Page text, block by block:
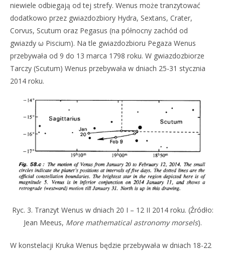
niewiele odbiegają od tej strefy. Wenus może tranzytować
dodatkowo przez gwiazdozbiory Hydra, Sextans, Crater,
Corvus, Scutum oraz Pegasus (na północny zachód od
gwiazdy ω Piscium). Na tle gwiazdozbioru Pegaza Wenus
przebywała od 9 do 13 marca 1798 roku. W gwiazdozbiorze
Tarczy (Scutum) Wenus przebywała w dniach 25-31 stycznia
2014 roku.
Ryc. 3. Tranzyt Wenus w dniach 20 I – 12 II 2014 roku. (Źródło:
Jean Meeus, More mathematical astronomy morsels).
W konstelacji Kruka Wenus będzie przebywała w dniach 18-22